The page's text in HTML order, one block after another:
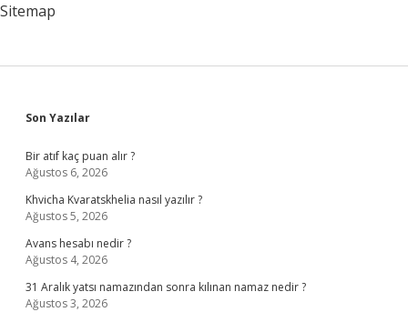
Sitemap
Sidebar
Son Yazılar
Bir atıf kaç puan alır ?
Ağustos 6, 2026
Khvicha Kvaratskhelia nasıl yazılır ?
Ağustos 5, 2026
Avans hesabı nedir ?
Ağustos 4, 2026
31 Aralık yatsı namazından sonra kılınan namaz nedir ?
Ağustos 3, 2026